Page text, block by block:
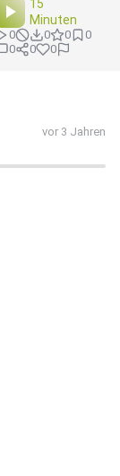
15
Minuten
0 0 0
0
0
0 0
vor 3 Jahren